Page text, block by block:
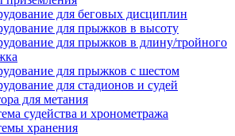
для беговых дисциплин
для прыжков в высоту
для прыжков в длину/тройного
для прыжков с шестом
для стадионов и судей
для метания
судейства и хронометража
хранения